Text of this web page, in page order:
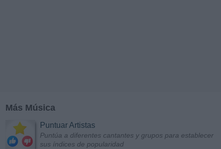
Más Música
Puntuar Artistas
Puntúa a diferentes cantantes y grupos para establecer
sus índices de popularidad